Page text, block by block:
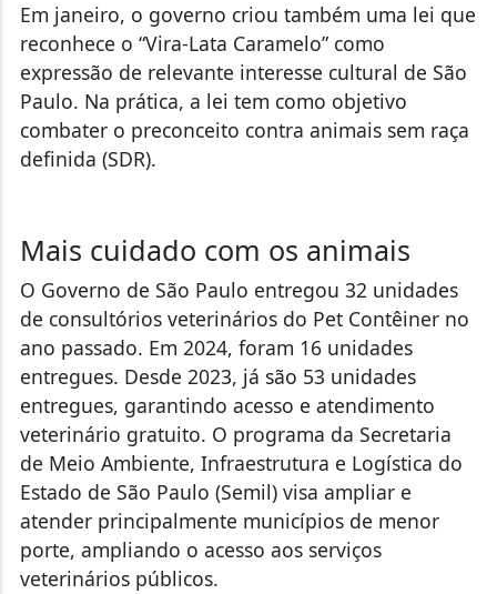
Em janeiro, o governo criou também uma lei que
reconhece o “Vira-Lata Caramelo” como
expressão de relevante interesse cultural de São
Paulo. Na prática, a lei tem como objetivo
combater o preconceito contra animais sem raça
definida (SDR).
Mais cuidado com os animais
O Governo de São Paulo entregou 32 unidades
de consultórios veterinários do Pet Contêiner no
ano passado. Em 2024, foram 16 unidades
entregues. Desde 2023, já são 53 unidades
entregues, garantindo acesso e atendimento
veterinário gratuito. O programa da Secretaria
de Meio Ambiente, Infraestrutura e Logística do
Estado de São Paulo (Semil) visa ampliar e
atender principalmente municípios de menor
porte, ampliando o acesso aos serviços
veterinários públicos.